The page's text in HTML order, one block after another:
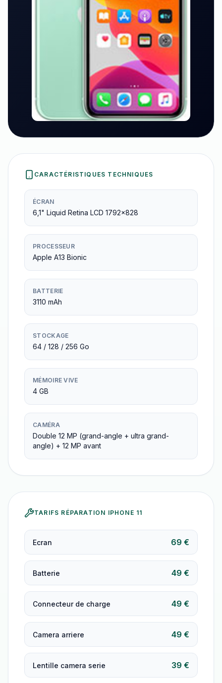
CARACTÉRISTIQUES TECHNIQUES
ÉCRAN
6,1" Liquid Retina LCD 1792×828
PROCESSEUR
Apple A13 Bionic
BATTERIE
3110 mAh
STOCKAGE
64 / 128 / 256 Go
MÉMOIRE VIVE
4 GB
CAMÉRA
Double 12 MP (grand-angle + ultra grand-
angle) + 12 MP avant
TARIFS RÉPARATION IPHONE 11
Ecran 69 €
Batterie 49 €
Connecteur de charge 49 €
Camera arriere 49 €
Lentille camera serie 39 €